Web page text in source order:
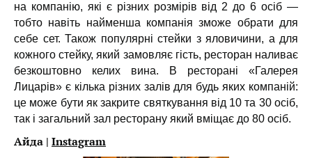
на компанію, які є різних розмірів від 2 до 6 осіб —
тобто навіть найменша компанія зможе обрати для
себе сет. Також популярні стейки з яловичини, а для
кожного стейку, який замовляє гість, ресторан наливає
безкоштовно келих вина. В ресторані «Галерея
Лицарів» є кілька різних залів для будь яких компаній:
це може бути як закрите святкування від 10 та 30 осіб,
так і загальний зал ресторану який вміщає до 80 осіб.
Айда | Instagram